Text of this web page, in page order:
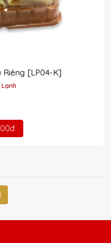
Riêng [LP04-K]